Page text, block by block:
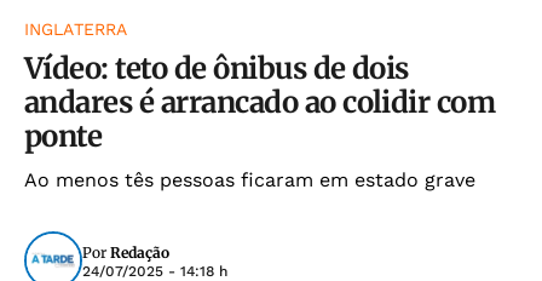
INGLATERRA
Vídeo: teto de ônibus de dois
andares é arrancado ao colidir com
ponte
Ao menos tês pessoas ficaram em estado grave
Por Redação
24/07/2025 - 14:18 h